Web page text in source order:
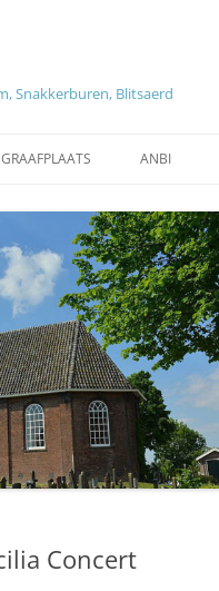
Snakkerburen, Blitsaerd
KERKENRAAD EN
OVERLEDENEN
REGLEMENT BEGRAAFPLAATS
INFORMATIE
ANBI
Concert